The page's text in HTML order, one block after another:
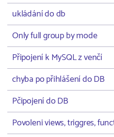
ukládání do db
Only full group by mode
Připojení k MySQL z venčí
chyba po přihlášení do DB
Pčipojení do DB
Povoleni views, triggres,